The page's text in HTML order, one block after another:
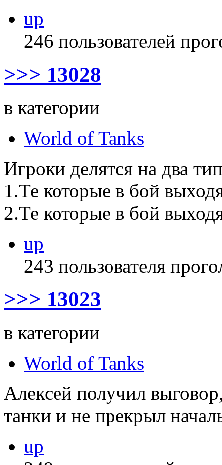
up
246 пользователей
>>> 13028
в категории
World of Tanks
Игроки делятся на два
1.Те которые в бой
2.Те которые в бой
up
243 пользователя
>>> 13023
в категории
World of Tanks
Алексей получил
танки и не прекрыл
up